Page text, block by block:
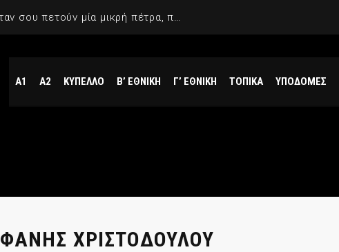
Γιαννακόπουλος: «Όταν σου πετούν μία μικρή πέτρα, παίρνεις έναν μεγάλο βράχο και τους καταστρέφεις»
Α1 Α2 ΚΥΠΕΛΛΟ Β’ ΕΘΝΙΚΗ Γ’ ΕΘΝΙΚΗ ΤΟΠΙΚΑ ΥΠΟΔΟΜΕΣ
ΦΑΝΗΣ ΧΡΙΣΤΟΔΟΥΛΟΥ